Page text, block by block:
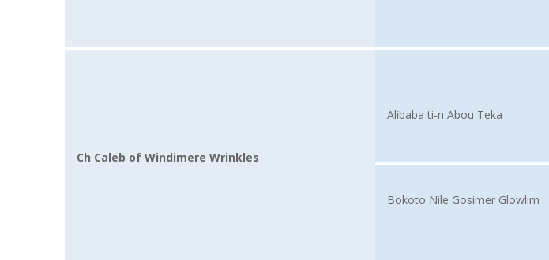
Ch Caleb of Windimere Wrinkles
Alibaba ti-n Abou Teka
Bokoto Nile Gosimer Glowlim